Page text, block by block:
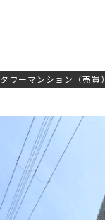
タワーマンション（売買）